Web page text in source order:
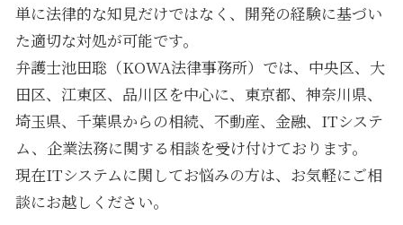
単に法律的な知見だけではなく、開発の経験に基づい
た適切な対処が可能です。
弁護士池田聡（KOWA法律事務所）では、中央区、大
田区、江東区、品川区を中心に、東京都、神奈川県、
埼玉県、千葉県からの相続、不動産、金融、ITシステ
ム、企業法務に関する相談を受け付けております。
現在ITシステムに関してお悩みの方は、お気軽にご相
談にお越しください。